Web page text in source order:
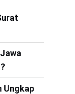
Ungkap